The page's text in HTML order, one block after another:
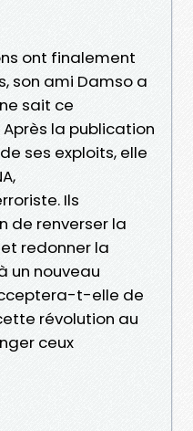
ont finalement
son ami Damso a
sait ce
la publication
ses exploits, elle
Ils
de renverser la
redonner la
un nouveau
t-elle de
révolution au
ceux